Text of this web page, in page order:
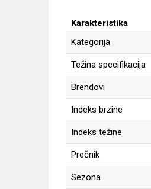
Karakteristika
Kategorija
Težina specifikacija
Brendovi
Indeks brzine
Indeks težine
Prečnik
Sezona